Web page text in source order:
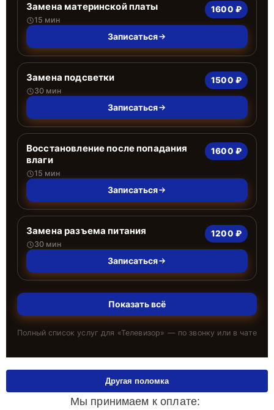
Замена материнской платы
15 мин
1600 ₽
Записаться
Замена подсветки
30 мин
1500 ₽
Записаться
Восстановление после попадания
влаги
15 мин
1600 ₽
Записаться
Замена разъема питания
30 мин
1200 ₽
Записаться
Показать всё
Полный список услуг для «Телевизор» — по звонку или в чате
Мы принимаем к оплате:
Другая поломка